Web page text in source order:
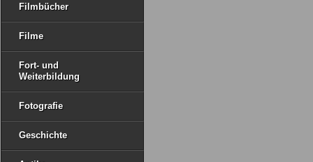
Filmbücher
Filme
Fort- und
Weiterbildung
Fotografie
Geschichte